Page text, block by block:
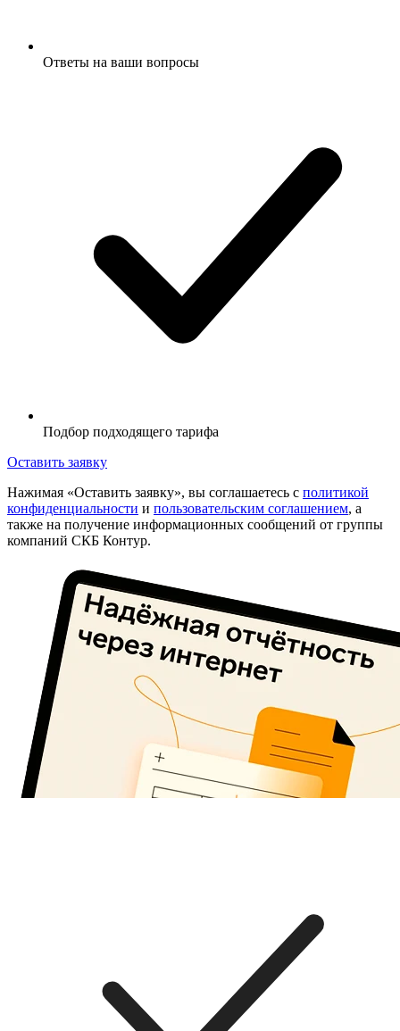
Ответы на ваши вопросы
Подбор подходящего тарифа
Оставить заявку
Нажимая «Оставить заявку», вы соглашаетесь с политикой
конфиденциальности и пользовательским соглашением, а
также на получение информационных сообщений от группы
компаний СКБ Контур.